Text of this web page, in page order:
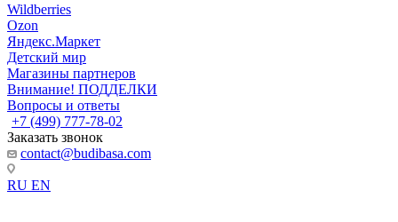
Wildberries
Ozon
Яндекс.Маркет
Детский мир
Магазины партнеров
Внимание! ПОДДЕЛКИ
Вопросы и ответы
+7 (499) 777-78-02
Заказать звонок
contact@budibasa.com
RU EN